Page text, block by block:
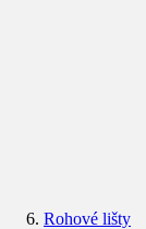
Rohové lišty